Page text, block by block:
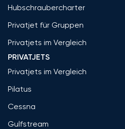
Hubschraubercharter
Privatjet für Gruppen
Privatjets im Vergleich
PRIVATJETS
Privatjets im Vergleich
Pilatus
Cessna
Gulfstream